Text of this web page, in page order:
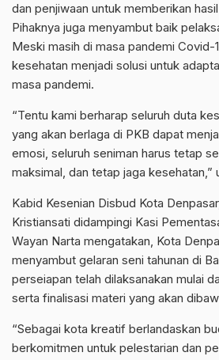
dan penjiwaan untuk memberikan
Pihaknya juga menyambut baik
Meski masih di masa pandemi Covid-
kesehatan menjadi solusi untuk
masa pandemi.
“Tentu kami berharap seluruh duta
yang akan berlaga di PKB dapat
emosi, seluruh seniman harus tetap
maksimal, dan tetap jaga kesehatan,”
Kabid Kesenian Disbud Kota
Kristiansati didampingi Kasi
Wayan Narta mengatakan, Kota
menyambut gelaran seni tahunan di
perseiapan telah dilaksanakan mulai
serta finalisasi materi yang akan
“Sebagai kota kreatif berlandaskan
berkomitmen untuk pelestarian dan